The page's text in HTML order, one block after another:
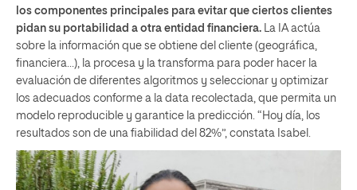
los componentes principales para evitar que ciertos clientes
pidan su portabilidad a otra entidad financiera. La IA actúa
sobre la información que se obtiene del cliente (geográfica,
financiera…), la procesa y la transforma para poder hacer la
evaluación de diferentes algoritmos y seleccionar y optimizar
los adecuados conforme a la data recolectada, que permita un
modelo reproducible y garantice la predicción. “Hoy día, los
resultados son de una fiabilidad del 82%”, constata Isabel.